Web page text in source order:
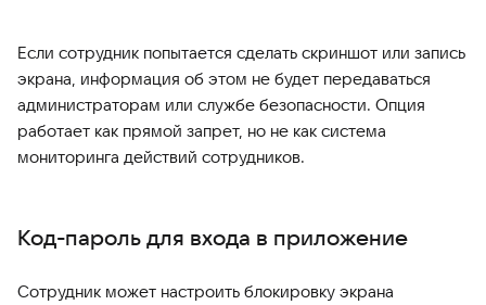
Если сотрудник попытается сделать скриншот или запись
экрана, информация об этом не будет передаваться
администраторам или службе безопасности. Опция
работает как прямой запрет, но не как система
мониторинга действий сотрудников.
Код-пароль для входа в приложение
Сотрудник может настроить блокировку экрана